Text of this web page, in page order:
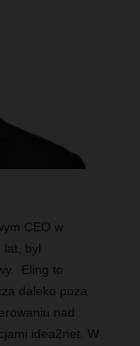
CEO w
był
Eling to
daleko poza
nad
idea2net. W